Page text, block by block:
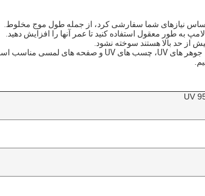
اساس نیازهای شما سفارشی کرد، از جمله طول موج مخلوط.
از حد بالا هستند سوخته نشود.